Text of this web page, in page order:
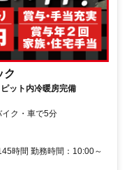
ク
ット内冷暖房完備
ク・車で5分
時間 勤務時間：10:00～